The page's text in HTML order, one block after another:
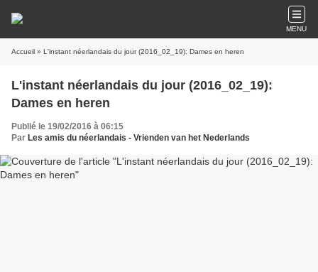
MENU
Accueil » L'instant néerlandais du jour (2016_02_19): Dames en heren
L'instant néerlandais du jour (2016_02_19):
Dames en heren
Publié le 19/02/2016 à 06:15
Par Les amis du néerlandais - Vrienden van het Nederlands